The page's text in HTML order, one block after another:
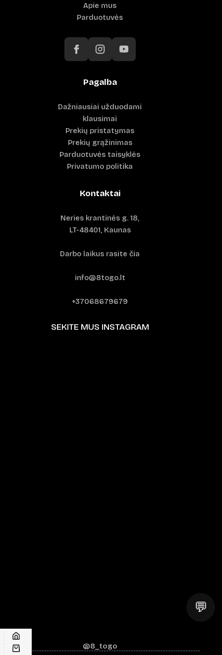
Apie mus
Parduotuvės
Pagalba
Dažniausiai užduodami
klausimai
Prekių pristatymas
Prekių grąžinimas
Parduotuvės taisyklės
Privatumo politika
Kontaktai
Neries krantinės g. 18,
LT-48401, Kaunas
Darbo laikus rasite čia
info@8togo.lt
+37068679679
SEKITE MUS INSTAGRAM
@8_togo
💬